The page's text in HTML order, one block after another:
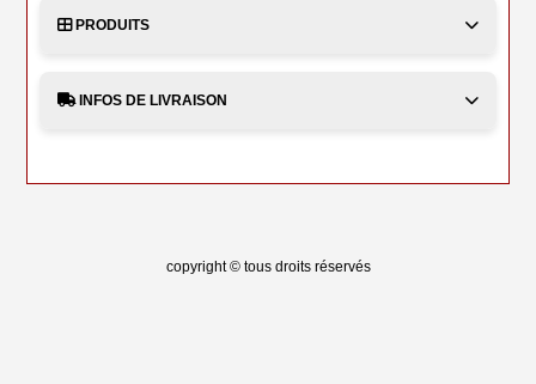
PRODUITS
INFOS DE LIVRAISON
copyright © tous droits réservés